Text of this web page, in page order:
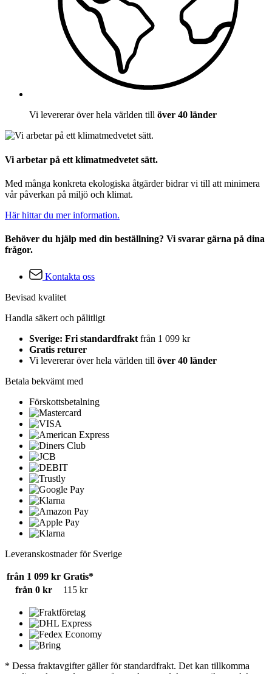
Vi levererar över hela världen till över 40 länder
Vi arbetar på ett klimatmedvetet sätt.
Med många konkreta ekologiska åtgärder bidrar vi till att minimera
vår påverkan på miljö och klimat.
Här hittar du mer information.
Behöver du hjälp med din beställning? Vi svarar gärna på dina
frågor.
Kontakta oss
Bevisad kvalitet
Handla säkert och pålitligt
Sverige: Fri standardfrakt från 1 099 kr
Gratis returer
Vi levererar över hela världen till över 40 länder
Betala bekvämt med
Förskottsbetalning
Leveranskostnader för Sverige
från 1 099 kr Gratis*
från 0 kr
115 kr
* Dessa fraktavgifter gäller för standardfrakt. Det kan tillkomma